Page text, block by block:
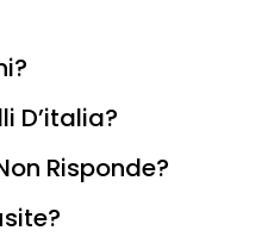
D’italia?
Risponde?